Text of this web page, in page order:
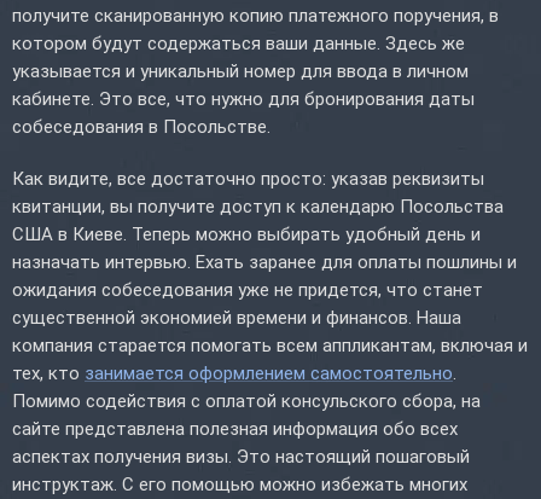
получите сканированную копию платежного поручения, в
котором будут содержаться ваши данные. Здесь же
указывается и уникальный номер для ввода в личном
кабинете. Это все, что нужно для бронирования даты
собеседования в Посольстве.
Как видите, все достаточно просто: указав реквизиты
квитанции, вы получите доступ к календарю Посольства
США в Киеве. Теперь можно выбирать удобный день и
назначать интервью. Ехать заранее для оплаты пошлины и
ожидания собеседования уже не придется, что станет
существенной экономией времени и финансов. Наша
компания старается помогать всем аппликантам, включая и
тех, кто занимается оформлением самостоятельно
Помимо содействия с оплатой консульского сбора, на
сайте представлена полезная информация обо всех
аспектах получения визы. Это настоящий пошаговый
инструктаж. С его помощью можно избежать многих